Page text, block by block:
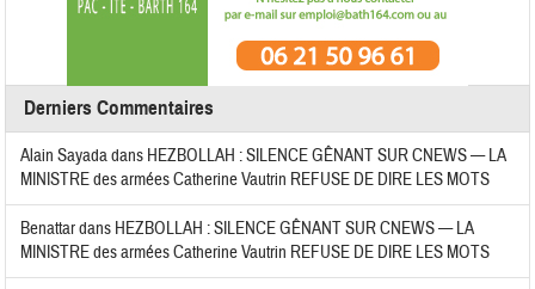
Derniers Commentaires
Alain Sayadadans HEZBOLLAH : SILENCE GÊNANT SUR CNEWS — LA
MINISTRE des armées Catherine Vautrin REFUSE DE DIRE LES MOTS
Benattardans HEZBOLLAH : SILENCE GÊNANT SUR CNEWS — LA
MINISTRE des armées Catherine Vautrin REFUSE DE DIRE LES MOTS